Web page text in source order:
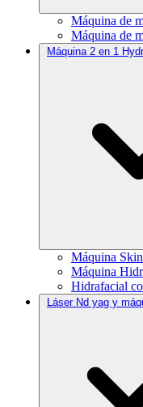
Máquina de
Máquina de
Máquina 2 en 1
Máquina
Máquina
Hidrafacial
Láser Nd yag y